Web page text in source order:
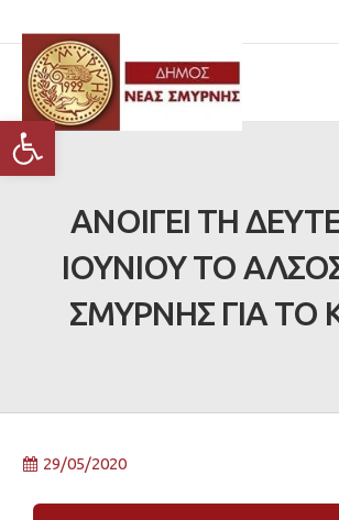
Ανοίξτε τη γραμμή εργαλείων
ΑΝΟΙΓΕΙ ΤΗ
ΙΟΥΝΙΟΥ ΤΟ
ΣΜΥΡΝΗΣ ΓΙΑ ΤΟ
29/05/2020